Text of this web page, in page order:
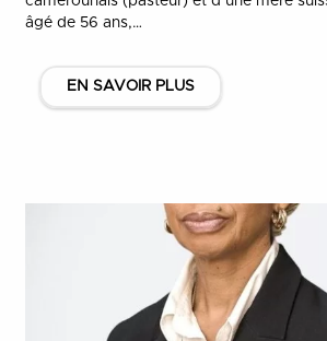
âgé de 56 ans,…
EN SAVOIR PLUS